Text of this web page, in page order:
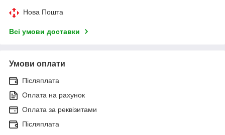
Нова Пошта
Всі умови доставки
Умови оплати
Післяплата
Оплата на рахунок
Оплата за реквізитами
Післяплата